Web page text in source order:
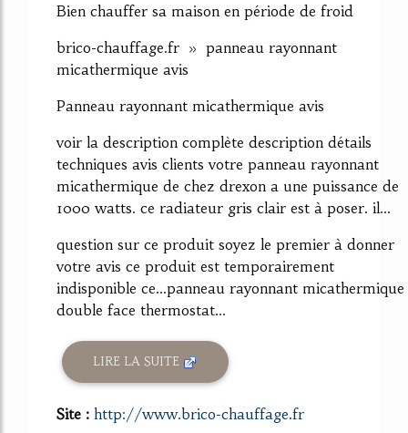
Bien chauffer sa maison en période de froid
brico-chauffage.fr » panneau rayonnant
micathermique avis
Panneau rayonnant micathermique avis
voir la description complète description détails
techniques avis clients votre panneau rayonnant
micathermique de chez drexon a une puissance de
1000 watts. ce radiateur gris clair est à poser. il...
question sur ce produit soyez le premier à donner
votre avis ce produit est temporairement
indisponible ce...panneau rayonnant micathermique
double face thermostat...
LIRE LA SUITE
Site : http://www.brico-chauffage.fr